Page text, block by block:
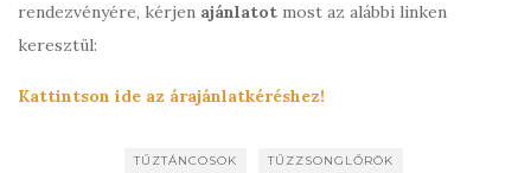
rendezvényére, kérjen ajánlatot most az alábbi linken
keresztül:
Kattintson ide az árajánlatkéréshez!
TŰZTÁNCOSOK TŰZZSONGLŐRÖK